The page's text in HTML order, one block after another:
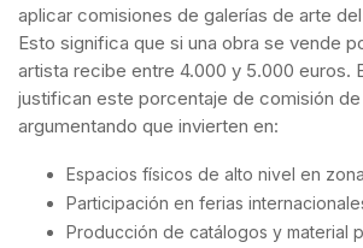
aplicar comisiones de galerías de arte
Esto significa que si una obra se vende
artista recibe entre 4.000 y 5.000 euros.
justifican este porcentaje de comisión de
argumentando que invierten en:
Espacios físicos de alto nivel en
Participación en ferias
Producción de catálogos y material